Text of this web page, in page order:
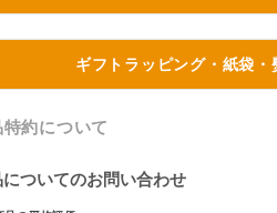
ギフトラッピング・紙袋・
約について
ついてのお問い合わせ